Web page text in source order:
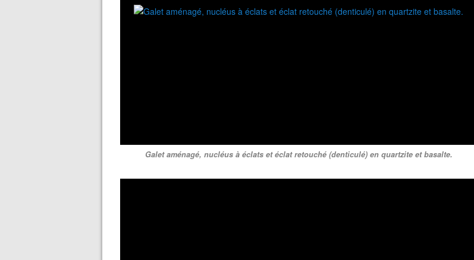
Galet aménagé, nucléus à éclats et éclat retouché (denticulé) en quartzite et basalte.